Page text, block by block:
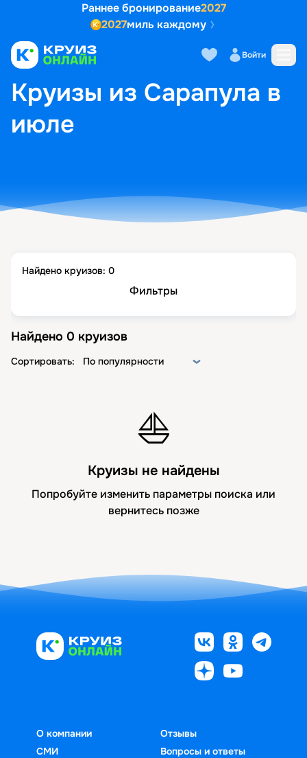
Раннее бронирование2027
2027миль каждому
Войти
ГЛАВНАЯ • ПОПУЛЯРНЫЕ НАПРАВЛЕНИЯ
КРУИЗЫ ИЗ САРАПУЛА В ИЮЛЕ
Круизы из Сарапула в
июле
Найдено круизов: 0
Фильтры
Найдено 0 круизов
Сортировать: По популярности
⛵
Круизы не найдены
Попробуйте изменить параметры поиска или
вернитесь позже
О компании
СМИ
Отзывы
Вопросы и ответы